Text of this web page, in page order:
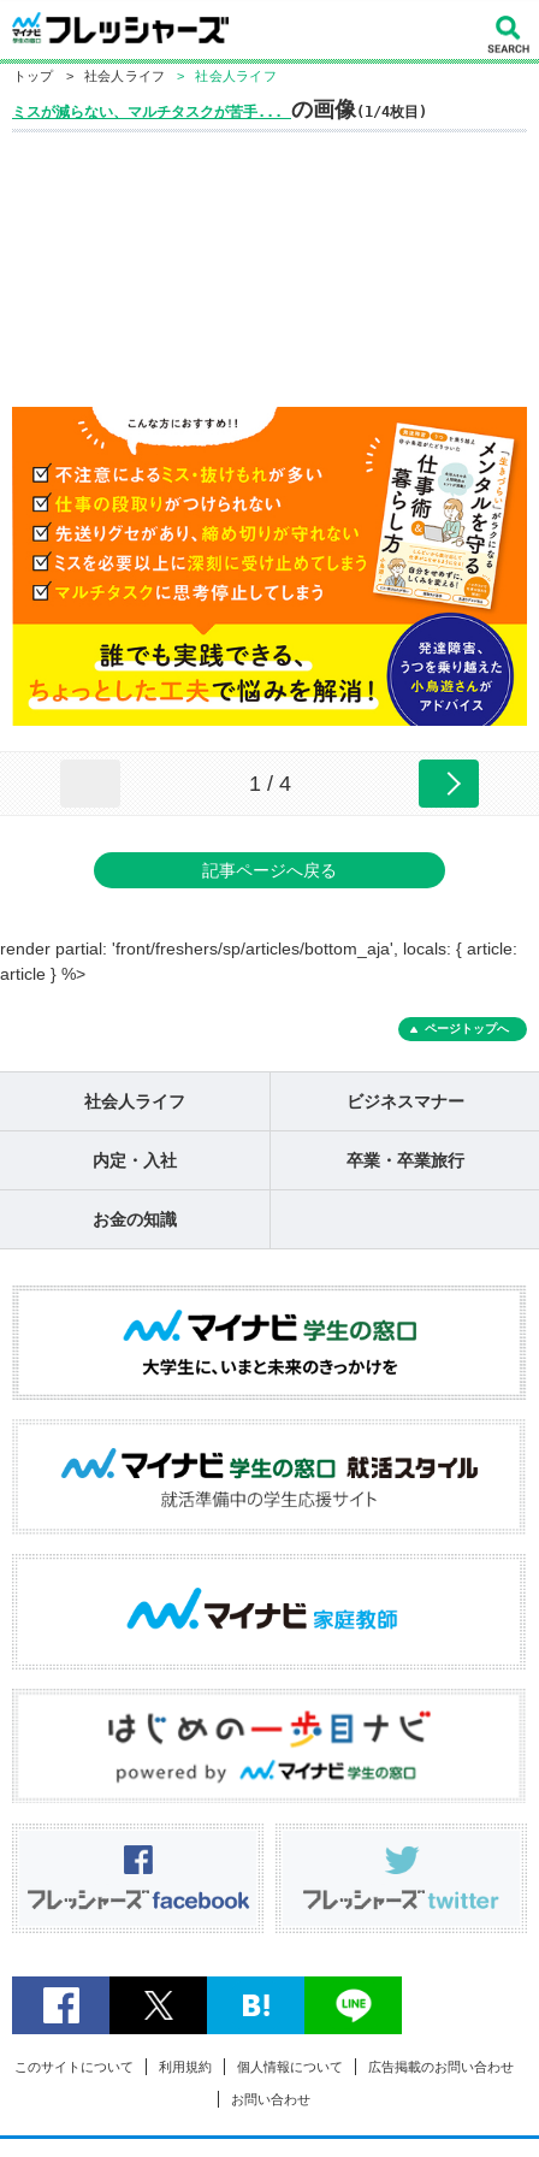
トップ > 社会人ライフ > 社会人ライフ
ミスが減らない、マルチタスクが苦手... の画像(1/4枚目)
1 / 4
記事ページへ戻る
render partial: 'front/freshers/sp/articles/bottom_aja', locals: { article:
article } %>
ページトップへ
社会人ライフ ビジネスマナー
内定・入社 卒業・卒業旅行
お金の知識
このサイトについて 利用規約 個人情報について 広告掲載のお問い合わせ
お問い合わせ